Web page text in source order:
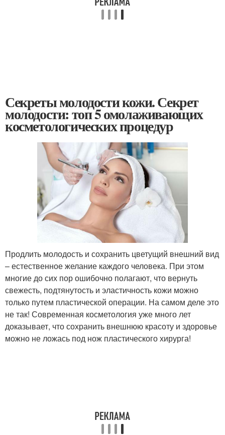
Секреты молодости кожи. Секрет
молодости: топ 5 омолаживающих
косметологических процедур
Продлить молодость и сохранить цветущий внешний вид
– естественное желание каждого человека. При этом
многие до сих пор ошибочно полагают, что вернуть
свежесть, подтянутость и эластичность кожи можно
только путем пластической операции. На самом деле это
не так! Современная косметология уже много лет
доказывает, что сохранить внешнюю красоту и здоровье
можно не ложась под нож пластического хирурга!